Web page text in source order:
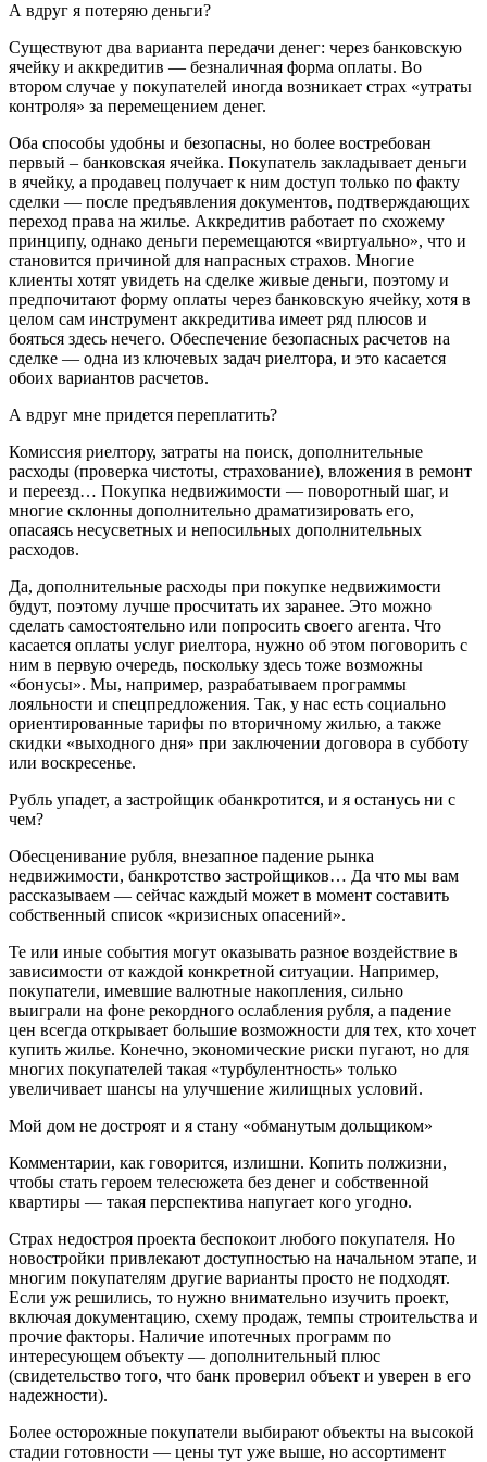
А вдруг я потеряю деньги?
Существуют два варианта передачи денег: через банковскую
ячейку и аккредитив — безналичная форма оплаты. Во
втором случае у покупателей иногда возникает страх «утраты
контроля» за перемещением денег.
Оба способы удобны и безопасны, но более востребован
первый – банковская ячейка. Покупатель закладывает деньги
в ячейку, а продавец получает к ним доступ только по факту
сделки — после предъявления документов, подтверждающих
переход права на жилье. Аккредитив работает по схожему
принципу, однако деньги перемещаются «виртуально», что и
становится причиной для напрасных страхов. Многие
клиенты хотят увидеть на сделке живые деньги, поэтому и
предпочитают форму оплаты через банковскую ячейку, хотя в
целом сам инструмент аккредитива имеет ряд плюсов и
бояться здесь нечего. Обеспечение безопасных расчетов на
сделке — одна из ключевых задач риелтора, и это касается
обоих вариантов расчетов.
А вдруг мне придется переплатить?
Комиссия риелтору, затраты на поиск, дополнительные
расходы (проверка чистоты, страхование), вложения в ремонт
и переезд… Покупка недвижимости — поворотный шаг, и
многие склонны дополнительно драматизировать его,
опасаясь несусветных и непосильных дополнительных
расходов.
Да, дополнительные расходы при покупке недвижимости
будут, поэтому лучше просчитать их заранее. Это можно
сделать самостоятельно или попросить своего агента. Что
касается оплаты услуг риелтора, нужно об этом поговорить с
ним в первую очередь, поскольку здесь тоже возможны
«бонусы». Мы, например, разрабатываем программы
лояльности и спецпредложения. Так, у нас есть социально
ориентированные тарифы по вторичному жилью, а также
скидки «выходного дня» при заключении договора в субботу
или воскресенье.
Рубль упадет, а застройщик обанкротится, и я останусь ни с
чем?
Обесценивание рубля, внезапное падение рынка
недвижимости, банкротство застройщиков… Да что мы вам
рассказываем — сейчас каждый может в момент составить
собственный список «кризисных опасений».
Те или иные события могут оказывать разное воздействие в
зависимости от каждой конкретной ситуации. Например,
покупатели, имевшие валютные накопления, сильно
выиграли на фоне рекордного ослабления рубля, а падение
цен всегда открывает большие возможности для тех, кто хочет
купить жилье. Конечно, экономические риски пугают, но для
многих покупателей такая «турбулентность» только
увеличивает шансы на улучшение жилищных условий.
Мой дом не достроят и я стану «обманутым дольщиком»
Комментарии, как говорится, излишни. Копить полжизни,
чтобы стать героем телесюжета без денег и собственной
квартиры — такая перспектива напугает кого угодно.
Страх недостроя проекта беспокоит любого покупателя. Но
новостройки привлекают доступностью на начальном этапе, и
многим покупателям другие варианты просто не подходят.
Если уж решились, то нужно внимательно изучить проект,
включая документацию, схему продаж, темпы строительства и
прочие факторы. Наличие ипотечных программ по
интересующем объекту — дополнительный плюс
(свидетельство того, что банк проверил объект и уверен в его
надежности).
Более осторожные покупатели выбирают объекты на высокой
стадии готовности — цены тут уже выше, но ассортимент